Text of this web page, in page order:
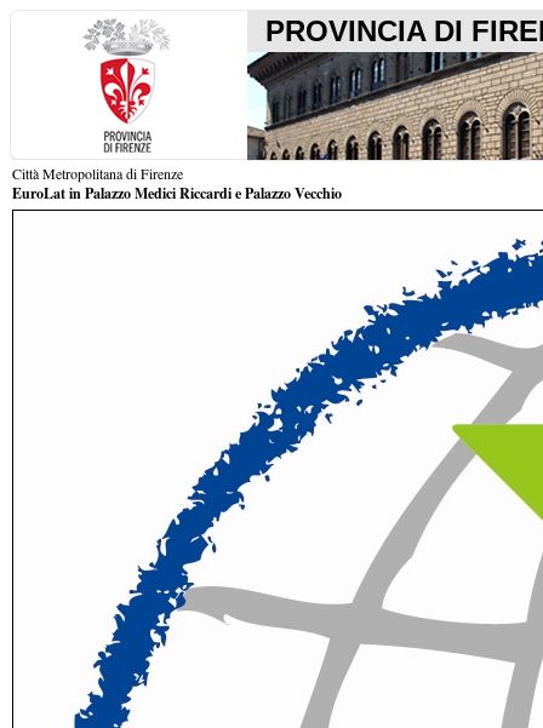
PROVINCIA DI
Città Metropolitana di Firenze
EuroLat in Palazzo Medici Riccardi e Palazzo Vecchio